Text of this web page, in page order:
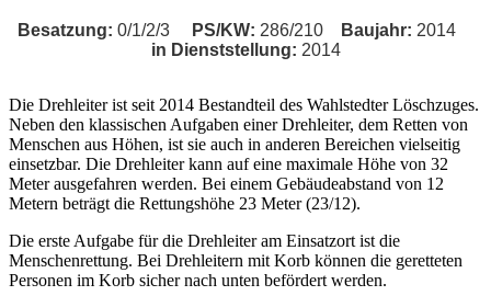
Besatzung: 0/1/2/3 PS/KW: 286/210 Baujahr: 2014
in Dienststellung: 2014
Die Drehleiter ist seit 2014 Bestandteil des Wahlstedter Löschzuges.
Neben den klassischen Aufgaben einer Drehleiter, dem Retten von
Menschen aus Höhen, ist sie auch in anderen Bereichen vielseitig
einsetzbar. Die Drehleiter kann auf eine maximale Höhe von 32
Meter ausgefahren werden. Bei einem Gebäudeabstand von 12
Metern beträgt die Rettungshöhe 23 Meter (23/12).
Die erste Aufgabe für die Drehleiter am Einsatzort ist die
Menschenrettung. Bei Drehleitern mit Korb können die geretteten
Personen im Korb sicher nach unten befördert werden.